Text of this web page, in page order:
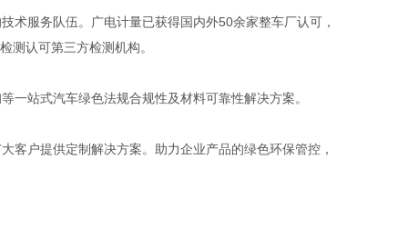
术服务队伍。广电计量已获得国内外50余家整车厂认可，
测认可第三方检测机构。
一站式汽车绿色法规合规性及材料可靠性解决方案。
客户提供定制解决方案。助力企业产品的绿色环保管控，